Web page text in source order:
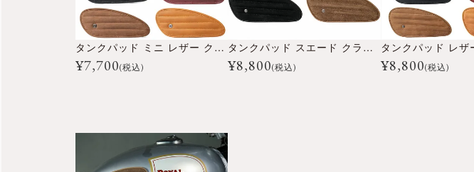
タンクパッド ミニ レザー クラシック ストライプ
¥7,700(税込)
タンクパッド スエード クラシック ストライプ
¥8,800(税込) ¥8,800(税込)